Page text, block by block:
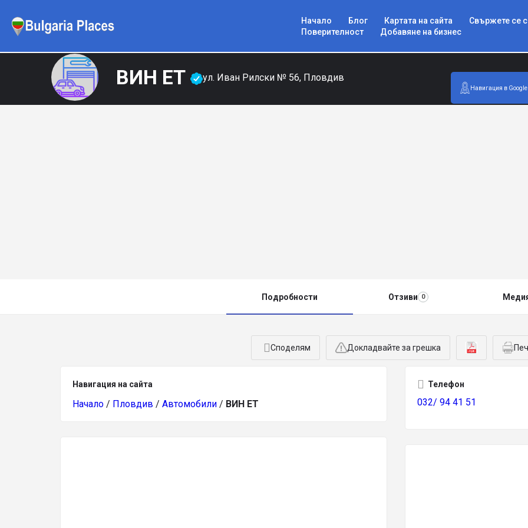
Начало Блог Картата на сайта
Свържете се
Поверителност
Добавяне на бизнес
ВИН ЕТ ул. Иван Рилски № 56, Пловдив
Навигация в Google
Подробности Отзиви 0
Споделям Докладвайте за грешка
Навигация на сайта
Начало / Пловдив / Автомобили / ВИН ЕТ
Телефон
032/ 94 41 51